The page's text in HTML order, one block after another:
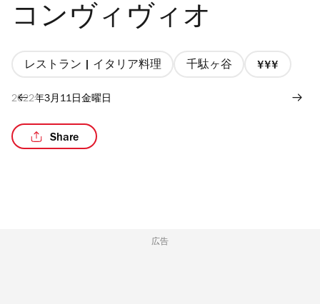
コンヴィヴィオ
レストラン | イタリア料理 千駄ヶ谷
価
2022年3月11日金曜日
Share
広告